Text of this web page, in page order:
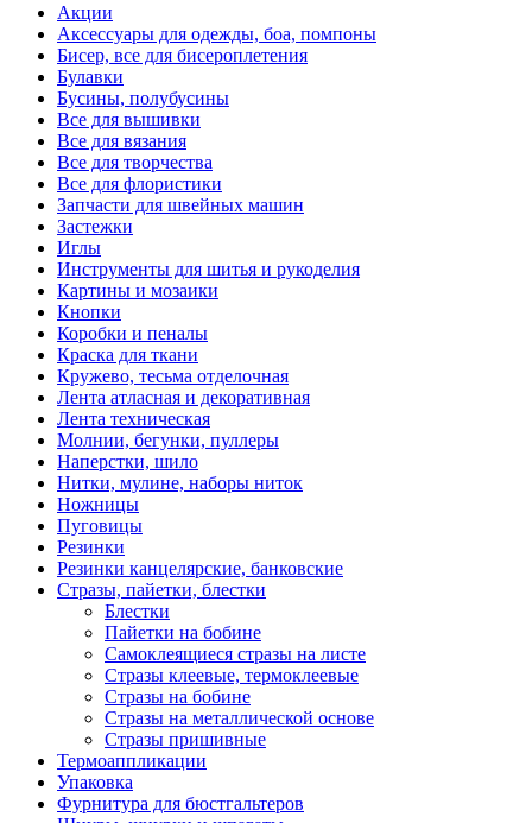
Акции
Аксессуары для одежды, боа, помпоны
Бисер, все для бисероплетения
Булавки
Бусины, полубусины
Все для вышивки
Все для вязания
Все для творчества
Все для флористики
Запчасти для швейных машин
Застежки
Иглы
Инструменты для шитья и рукоделия
Картины и мозаики
Кнопки
Коробки и пеналы
Краска для ткани
Кружево, тесьма отделочная
Лента атласная и декоративная
Лента техническая
Молнии, бегунки, пуллеры
Наперстки, шило
Нитки, мулине, наборы ниток
Ножницы
Пуговицы
Резинки
Резинки канцелярские, банковские
Стразы, пайетки, блестки
Блестки
Пайетки на бобине
Самоклеящиеся стразы на листе
Стразы клеевые, термоклеевые
Стразы на бобине
Стразы на металлической основе
Стразы пришивные
Термоаппликации
Упаковка
Фурнитура для бюстгальтеров